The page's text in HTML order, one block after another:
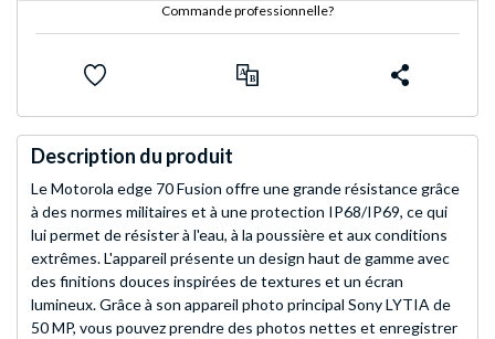
Commande professionnelle?
Description du produit
Le Motorola edge 70 Fusion offre une grande résistance grâce
à des normes militaires et à une protection IP68/IP69, ce qui
lui permet de résister à l'eau, à la poussière et aux conditions
extrêmes. L'appareil présente un design haut de gamme avec
des finitions douces inspirées de textures et un écran
lumineux. Grâce à son appareil photo principal Sony LYTIA de
50 MP, vous pouvez prendre des photos nettes et enregistrer